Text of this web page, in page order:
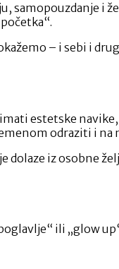
samopouzdanje i
– i sebi i
estetske
odraziti i na
iz osobne
ili „glow